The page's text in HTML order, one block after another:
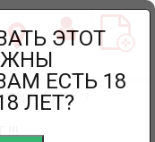
ЭТОТ
ЕСТЬ 18
ЛЕТ?